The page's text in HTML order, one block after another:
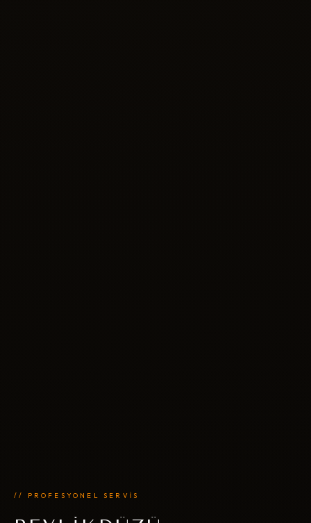
// PROFESYONEL SERVİS